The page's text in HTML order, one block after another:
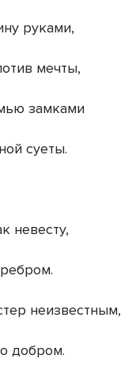
руками,
мечты,
замками
суеты.
невесту,
неизвестным,
добром.